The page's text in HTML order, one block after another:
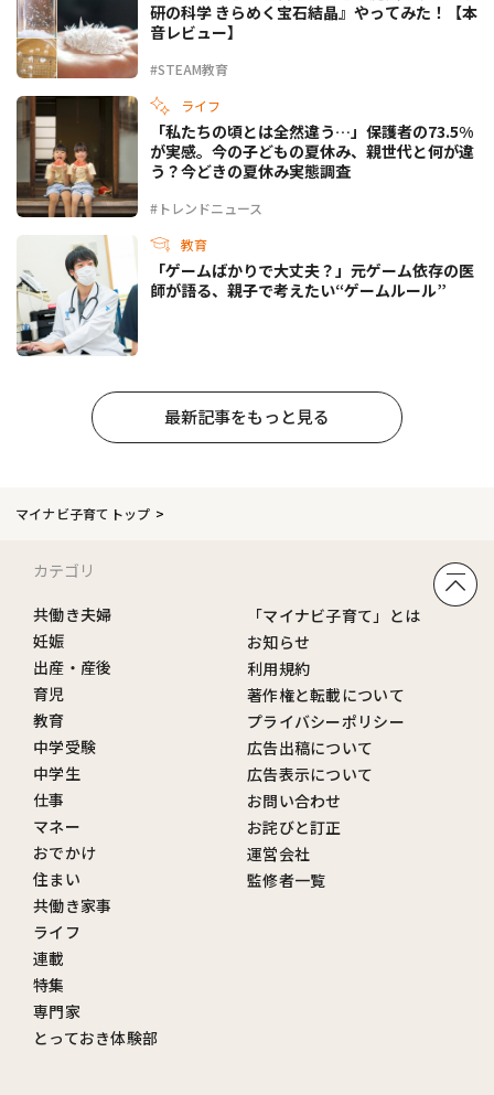
#STEAM教育
研の科学 きらめく宝石結晶』やってみた！【本
音レビュー】
ライフ
#トレンドニュース
「私たちの頃とは全然違う…」保護者の73.5%
が実感。今の子どもの夏休み、親世代と何が違
う？今どきの夏休み実態調査
教育
「ゲームばかりで大丈夫？」元ゲーム依存の医
師が語る、親子で考えたい“ゲームルール”
最新記事をもっと見る
マイナビ子育てトップ
カテゴリ
共働き夫婦
妊娠
出産・産後
育児
教育
中学受験
中学生
仕事
マネー
おでかけ
住まい
共働き家事
ライフ
連載
特集
専門家
とっておき体験部
「マイナビ子育て」とは
お知らせ
利用規約
著作権と転載について
プライバシーポリシー
広告出稿について
広告表示について
お問い合わせ
お詫びと訂正
運営会社
監修者一覧